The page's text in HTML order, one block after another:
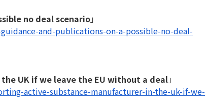
no deal scenario」
and-publications-on-a-possible-no-deal-
UK if we leave the EU without a deal」
active-substance-manufacturer-in-the-uk-if-we-